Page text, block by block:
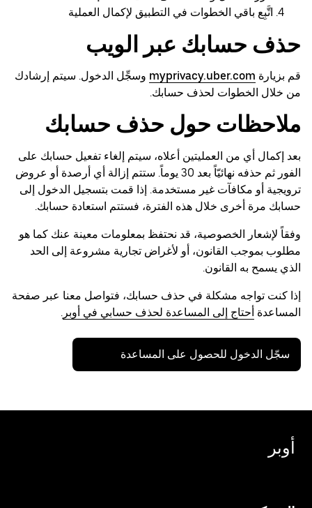
اتَّبِع باقي الخطوات في التطبيق لإكمال العملية
حذف حسابك عبر الويب
قم بزيارة myprivacy.uber.com وسجِّل الدخول. سيتم إرشادك
من خلال الخطوات لحذف حسابك.
ملاحظات حول حذف حسابك
بعد إكمال أي من العمليتين أعلاه، سيتم إلغاء تفعيل حسابك على
الفور ثم حذفه نهائيّاً بعد 30 يوماً. ستتم إزالة أي أرصدة أو عروض
ترويجية أو مكافآت غير مستخدمة. إذا قمت بتسجيل الدخول إلى
حسابك مرة أخرى خلال هذه الفترة، فستتم استعادة حسابك.
وفقاً لإشعار الخصوصية، قد نحتفظ بمعلومات معينة عنك كما هو
مطلوب بموجب القانون، أو لأغراض تجارية مشروعة إلى الحد
الذي يسمح به القانون.
إذا كنت تواجه مشكلة في حذف حسابك، فتواصل معنا عبر صفحة
المساعدة أحتاج إلى المساعدة لحذف حسابي في أوبر .
سجّل الدخول للحصول على المساعدة
أوبر